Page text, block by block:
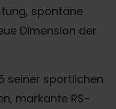
spontane
Dimension der
seiner sportlichen
markante RS-